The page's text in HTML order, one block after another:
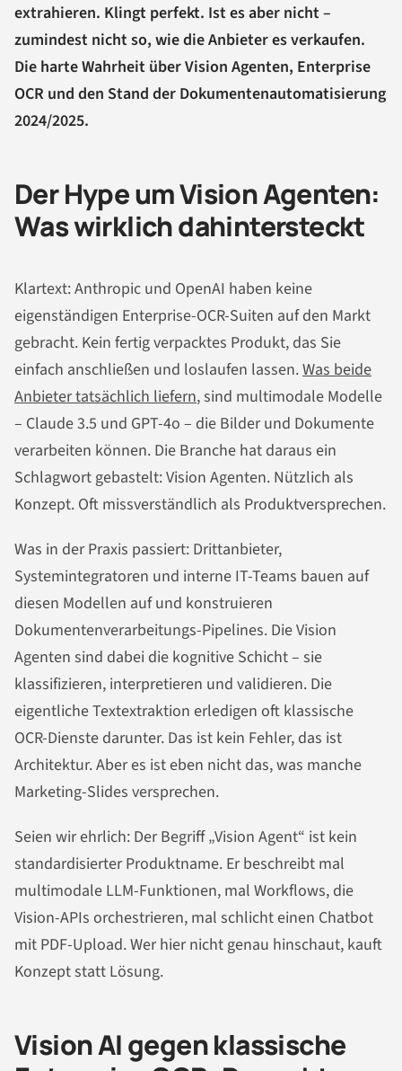
extrahieren. Klingt perfekt. Ist es aber nicht –
zumindest nicht so, wie die Anbieter es verkaufen.
Die harte Wahrheit über Vision Agenten, Enterprise
OCR und den Stand der Dokumentenautomatisierung
2024/2025.
Der Hype um Vision Agenten:
Was wirklich dahintersteckt
Klartext: Anthropic und OpenAI haben keine
eigenständigen Enterprise-OCR-Suiten auf den Markt
gebracht. Kein fertig verpacktes Produkt, das Sie
einfach anschließen und loslaufen lassen.Was beide
Anbieter tatsächlich liefern, sind multimodale Modelle
– Claude 3.5 und GPT-4o – die Bilder und Dokumente
verarbeiten können. Die Branche hat daraus ein
Schlagwort gebastelt: Vision Agenten. Nützlich als
Konzept. Oft missverständlich als Produktversprechen.
Was in der Praxis passiert: Drittanbieter,
Systemintegratoren und interne IT-Teams bauen auf
diesen Modellen auf und konstruieren
Dokumentenverarbeitungs-Pipelines. Die Vision
Agenten sind dabei die kognitive Schicht – sie
klassifizieren, interpretieren und validieren. Die
eigentliche Textextraktion erledigen oft klassische
OCR-Dienste darunter. Das ist kein Fehler, das ist
Architektur. Aber es ist eben nicht das, was manche
Marketing-Slides versprechen.
Seien wir ehrlich: Der Begriff „Vision Agent“ ist kein
standardisierter Produktname. Er beschreibt mal
multimodale LLM-Funktionen, mal Workflows, die
Vision-APIs orchestrieren, mal schlicht einen Chatbot
mit PDF-Upload. Wer hier nicht genau hinschaut, kauft
Konzept statt Lösung.
Vision AI gegen klassische